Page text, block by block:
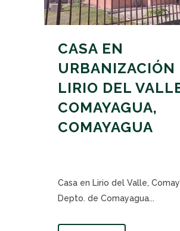
CASA EN
URBANIZACIÓN
LIRIO DEL
COMAYAGUA,
COMAYAGUA
Casa en Lirio del Valle,
Depto. de Comayagua...